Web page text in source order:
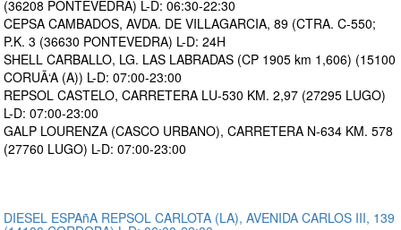
(36208 PONTEVEDRA) L-D: 06:30-22:30
CEPSA CAMBADOS, AVDA. DE VILLAGARCIA, 89 (CTRA. C-550;
P.K. 3 (36630 PONTEVEDRA) L-D: 24H
SHELL CARBALLO, LG. LAS LABRADAS (CP 1905 km 1,606) (15100
CORUÃ‘A (A)) L-D: 07:00-23:00
REPSOL CASTELO, CARRETERA LU-530 KM. 2,97 (27295 LUGO)
L-D: 07:00-23:00
GALP LOURENZA (CASCO URBANO), CARRETERA N-634 KM. 578
(27760 LUGO) L-D: 07:00-23:00
DIESEL ESPAñA REPSOL CARLOTA (LA), AVENIDA CARLOS III, 139